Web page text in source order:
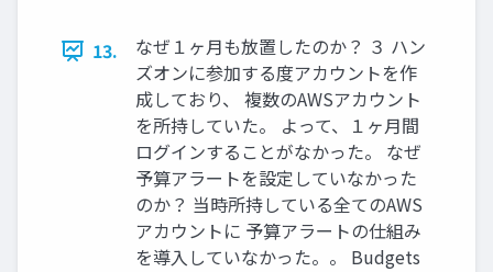
13.
なぜ１ヶ月も放置したのか？ ３ ハン
ズオンに参加する度アカウントを作
成しており、 複数のAWSアカウント
を所持していた。 よって、１ヶ月間
ログインすることがなかった。 なぜ
予算アラートを設定していなかった
のか？ 当時所持している全てのAWS
アカウントに 予算アラートの仕組み
を導入していなかった。。 Budgets